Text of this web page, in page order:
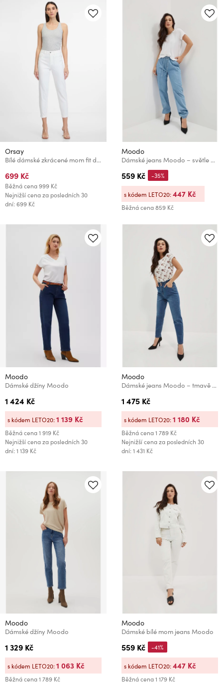
Orsay
Bílé dámské zkrácené mom fit džíny ORSAY
699 Kč
Běžná cena999 Kč
Nejnižší cena za posledních 30
dní: 699 Kč
Moodo
Dámské jeans Moodo – světle modré
559 Kč
Běžná cena859 Kč
-35%
s kódem LETO20:447 Kč
Moodo
Dámské džíny Moodo
1 424 Kč
Běžná cena1 919 Kč
Nejnižší cena za posledních 30
dní: 1 139 Kč
s kódem LETO20:1 139 Kč
Moodo
Dámské jeans Moodo – tmavě modré
1 475 Kč
Běžná cena1 789 Kč
Nejnižší cena za posledních 30
dní: 1 431 Kč
s kódem LETO20:1 180 Kč
Moodo
Dámské džíny Moodo
1 329 Kč
Běžná cena1 789 Kč
s kódem LETO20:1 063 Kč
Moodo
Dámské bílé mom jeans Moodo
559 Kč
Běžná cena1 179 Kč
-41%
s kódem LETO20:447 Kč